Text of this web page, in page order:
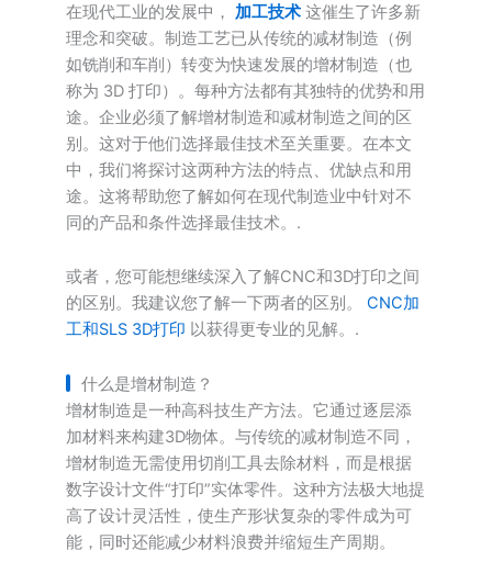
在现代工业的发展中， 加工技术 这催生了许多新
理念和突破。制造工艺已从传统的减材制造（例
如铣削和车削）转变为快速发展的增材制造（也
称为 3D 打印）。每种方法都有其独特的优势和用
途。企业必须了解增材制造和减材制造之间的区
别。这对于他们选择最佳技术至关重要。在本文
中，我们将探讨这两种方法的特点、优缺点和用
途。这将帮助您了解如何在现代制造业中针对不
同的产品和条件选择最佳技术。.
或者，您可能想继续深入了解CNC和3D打印之间
的区别。我建议您了解一下两者的区别。 CNC加
工和SLS 3D打印 以获得更专业的见解。.
什么是增材制造？
增材制造是一种高科技生产方法。它通过逐层添
加材料来构建3D物体。与传统的减材制造不同，
增材制造无需使用切削工具去除材料，而是根据
数字设计文件“打印”实体零件。这种方法极大地提
高了设计灵活性，使生产形状复杂的零件成为可
能，同时还能减少材料浪费并缩短生产周期。